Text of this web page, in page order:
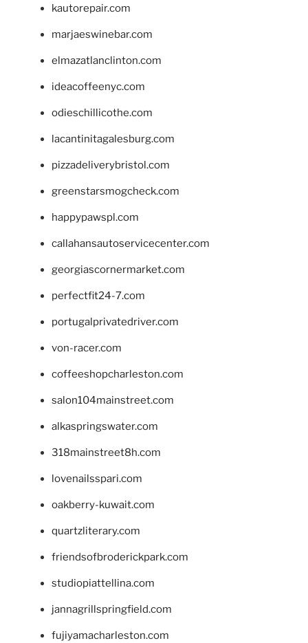
kautorepair.com
marjaeswinebar.com
elmazatlanclinton.com
ideacoffeenyc.com
odieschillicothe.com
lacantinitagalesburg.com
pizzadeliverybristol.com
greenstarsmogcheck.com
happypawspl.com
callahansautoservicecenter.com
georgiascornermarket.com
perfectfit24-7.com
portugalprivatedriver.com
von-racer.com
coffeeshopcharleston.com
salon104mainstreet.com
alkaspringswater.com
318mainstreet8h.com
lovenailsspari.com
oakberry-kuwait.com
quartzliterary.com
friendsofbroderickpark.com
studiopiattellina.com
jannagrillspringfield.com
fujiyamacharleston.com